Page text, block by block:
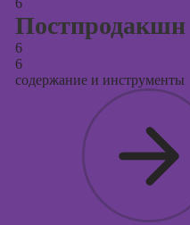
6
Постпродакшн
6
6
содержание и инструменты